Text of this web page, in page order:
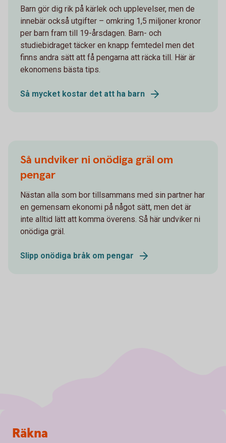
Barn gör dig rik på kärlek och upplevelser, men de
innebär också utgifter – omkring 1,5 miljoner kronor
per barn fram till 19-årsdagen. Barn- och
studiebidraget täcker en knapp femtedel men det
finns andra sätt att få pengarna att räcka till. Här är
ekonomens bästa tips.
Så mycket kostar det att ha barn
Så undviker ni onödiga gräl om
pengar
Nästan alla som bor tillsammans med sin partner har
en gemensam ekonomi på något sätt, men det är
inte alltid lätt att komma överens. Så här undviker ni
onödiga gräl.
Slipp onödiga bråk om pengar
Sidfot
Räkna